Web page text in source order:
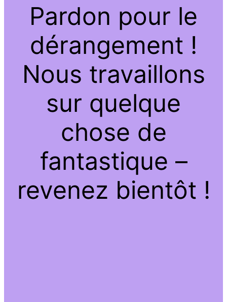
Pardon pour le
dérangement !
Nous travaillons
sur quelque
chose de
fantastique –
revenez bientôt !